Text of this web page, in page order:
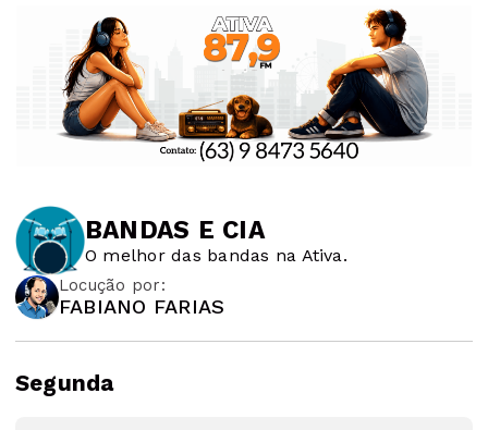
BANDAS E CIA
O melhor das bandas na Ativa.
Locução por:
FABIANO FARIAS
Segunda